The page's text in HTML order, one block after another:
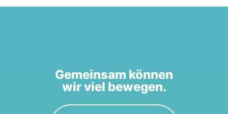
Gemeinsam können
wir viel bewegen.